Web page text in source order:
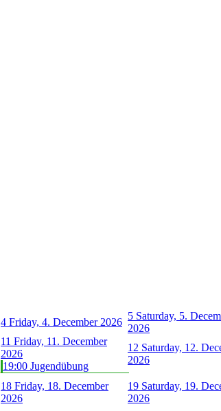
4 Friday, 4. December 2026
5 Saturday, 5.
2026
11 Friday, 11. December
2026
19:00 Jugendübung
12 Saturday, 12.
2026
18 Friday, 18. December
2026
19 Saturday, 19.
2026